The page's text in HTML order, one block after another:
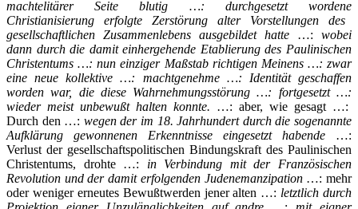
machtelitärer Seite blutig …: durchgesetztwordene
Christianisierung erfolgte Zerstörung alter Vorstellungen des
gesellschaftlichen Zusammenlebens ausgebildet hatte …: wobei
dann durch die damit einhergehende Etablierung des Paulinischen
Christentums …: nun einziger Maßstab richtigen Meinens …: zwar
eine neue kollektive …: machtgenehme …: Identität geschaffen
worden war, die diese Wahrnehmungsstörung …: fortgesetzt…:
wieder meist unbewußt halten konnte. …: aber, wie gesagt …:
Durch den …: wegen der im 18. Jahrhundert durch die sogenannte
Aufklärung gewonnenen Erkenntnisse eingesetzt habende …:
Verlust der gesellschaftspolitischen Bindungskraft des Paulinischen
Christentums, drohte …: in Verbindung mit der Französischen
Revolution und der damit erfolgenden Judenemanzipation…: mehr
oder weniger erneutes Bewußtwerden jener alten …: letztlich durch